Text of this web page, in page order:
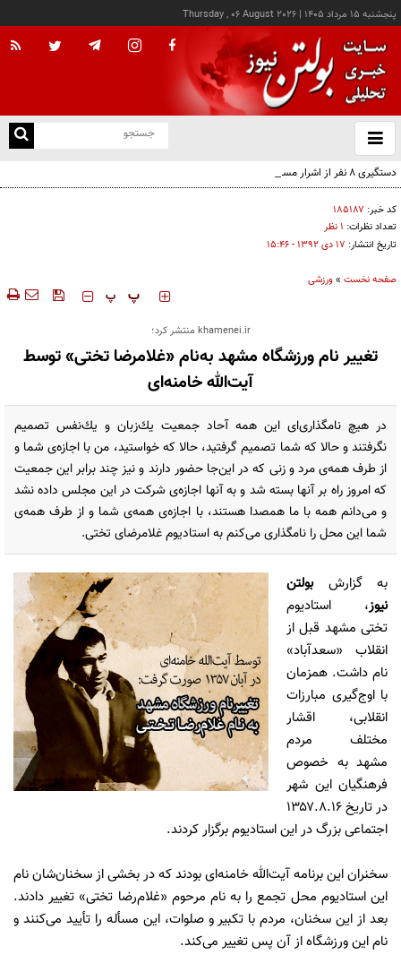
پنجشنبه ۱۵ مرداد ۱۴۰۵ |
Thursday , 06 August 2026
باز
و
دستگیری ۸ نفر از اشرار مسلح شاخص و مرتبطین گروهک‌های تروریستی
کد خبر: ۱۸۵۱۸۷
تعداد نظرات: ۱ نظر
تاریخ انتشار: ۱۷ دی ۱۳۹۲ - ۱۵:۴۶
صفحه نخست »ورزشی
‍‍‍ پ پ
khamenei.ir منتشر کرد؛
تغییر نام ورزشگاه مشهد به‌نام «غلامرضا تختی» توسط
آیت‌الله خامنه‌ای
در هیچ نامگذارى‌اى این همه آحاد جمعیت یك‌زبان و یك‌نفس تصمیم
نگرفتند و حالا كه شما تصمیم گرفتید، حالا كه خواستید، من با اجازه‌ى شما و
از طرف همه‌ى مرد و زنى كه در این‌جا حضور دارند و نیز چند برابر این جمعیت
كه امروز راه بر آنها بسته شد و به آنها اجازه‌ى شركت در این مجلس داده نشد
و مى‌دانم همه با ما همصدا هستند، با اجازه‌ى همه‌ى شما و از طرف همه‌ى
شما این محل را نامگذارى مى‌كنم به استادیوم غلامرضاى تختى.
به گزارش
بولتن
نیوز، استادیوم
تختی مشهد قبل از
انقلاب «سعدآباد»
نام داشت. همزمان
با اوج‌گیری مبارزات
انقلابی، اقشار
مختلف مردم
مشهد به خصوص
فرهنگیان این شهر
در تاریخ ۱۳۵۷.۸.۱۶
اجتماعی بزرگ در این استادیوم برگزار كردند.
سخنران این برنامه آیت‌الله خامنه‌ای بودند كه در بخشی از سخنان‌شان نام
این استادیوم محل تجمع را به نام مرحوم «غلام‌رضا تختی» تغییر دادند.
بعد از این سخنان، مردم با تكبیر و صلوات، این مسأله را تأیید می‌كنند و
نام این ورزشگاه از آن پس تغییر می‌كند.